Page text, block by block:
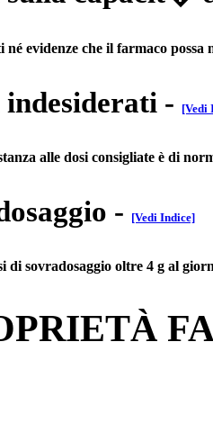
né evidenze che il farmaco
- [Vedi
alle dosi consigliate è di
- [Vedi Indice]
di sovradosaggio oltre 4 g al